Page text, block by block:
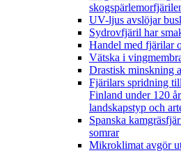
UV-ljus avslöjar
Sydrovfjäril har
Handel med fjärilar
Vätska i
Drastisk minskning
Fjärilars spridning
Finland under 120 år
landskapstyp och
Spanska
somrar
Mikroklimat avgör